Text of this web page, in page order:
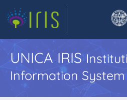
UNICA IRIS
Information System